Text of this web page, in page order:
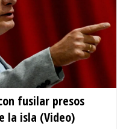
fusilar presos
la isla (Video)